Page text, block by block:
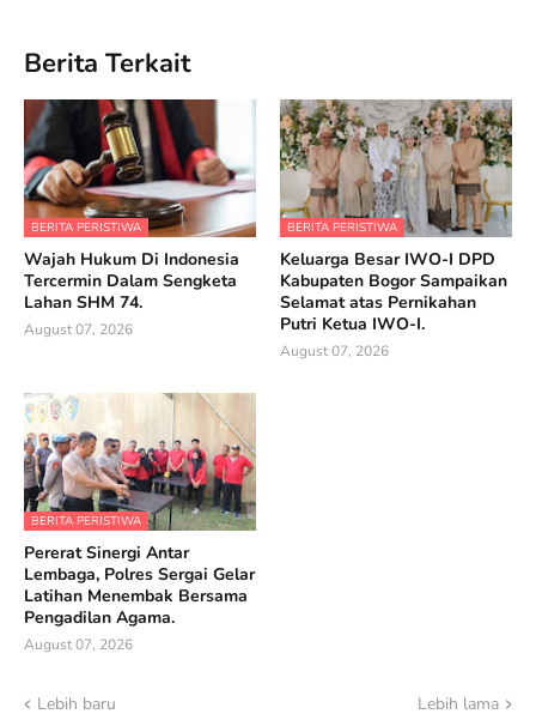
Berita Terkait
BERITA PERISTIWA
Wajah Hukum Di Indonesia
Tercermin Dalam Sengketa
Lahan SHM 74.
August 07, 2026
BERITA PERISTIWA
Keluarga Besar IWO-I DPD
Kabupaten Bogor Sampaikan
Selamat atas Pernikahan
Putri Ketua IWO-I.
August 07, 2026
BERITA PERISTIWA
Pererat Sinergi Antar
Lembaga, Polres Sergai Gelar
Latihan Menembak Bersama
Pengadilan Agama.
August 07, 2026
Lebih baru Lebih lama